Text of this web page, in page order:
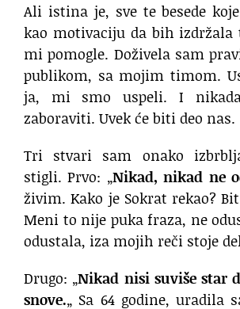
Ali istina je, sve te besede
kao motivaciju da bih izdržala
mi pomogle. Doživela sam
publikom, sa mojim timom.
ja, mi smo uspeli.
I
zaboraviti. Uvek će biti deo nas.
Tri stvari sam onako
stigli. Prvo: „Nikad, nikad ne
živim. Kako je Sokrat rekao?
Meni to nije puka fraza, ne
odustala, iza mojih reči stoje
Drugo: „Nikad nisi suviše star
snove.„ Sa 64 godine, uradila